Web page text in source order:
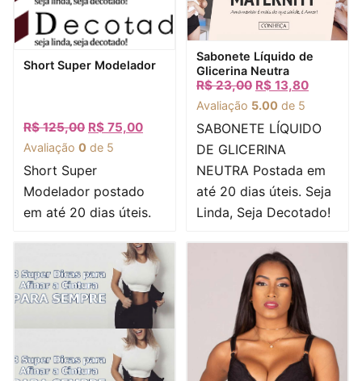
Visualização rápida
Short Super Modelador
R$125,00 R$ 75,00
Avaliação 0 de 5
Short Super
Modelador postado
em até 20 dias úteis.
Visualização rápida
Sabonete Líquido de
Glicerina Neutra
R$23,00 R$ 13,80
Avaliação 5.00 de 5
SABONETE LÍQUIDO
DE GLICERINA
NEUTRA Postada em
até 20 dias úteis. Seja
Linda, Seja Decotado!